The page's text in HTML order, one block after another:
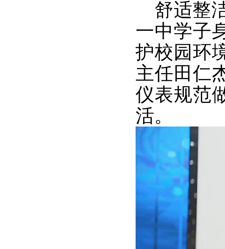
舒适整
一中学子
护校园环
主任田仁
仪表规范
活。